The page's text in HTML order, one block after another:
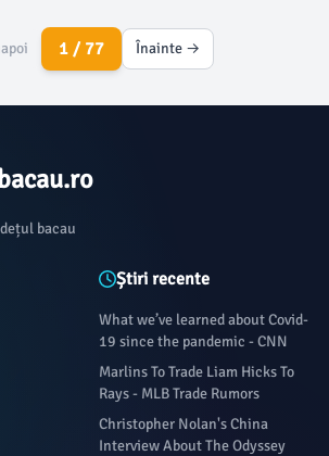
1 / 77 Înainte →
bacau
Știri recente
What we’ve learned about Covid-
19 since the pandemic - CNN
Marlins To Trade Liam Hicks To
Rays - MLB Trade Rumors
Christopher Nolan's China
Interview About The Odyssey